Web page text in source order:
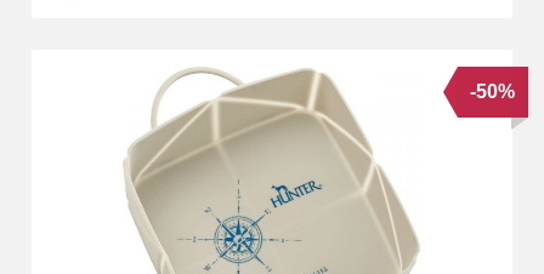
-50%